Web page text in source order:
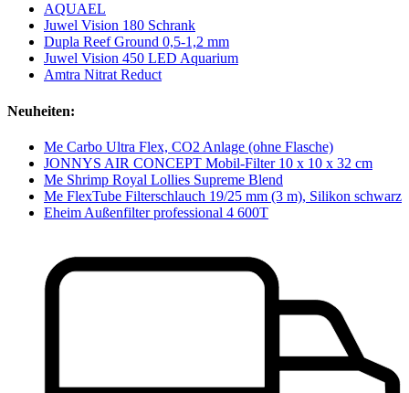
AQUAEL
Juwel Vision 180 Schrank
Dupla Reef Ground 0,5-1,2 mm
Juwel Vision 450 LED Aquarium
Amtra Nitrat Reduct
Neuheiten:
Me Carbo Ultra Flex, CO2 Anlage (ohne Flasche)
JONNYS AIR CONCEPT Mobil-Filter 10 x 10 x 32 cm
Me Shrimp Royal Lollies Supreme Blend
Me FlexTube Filterschlauch 19/25 mm (3 m), Silikon schwarz
Eheim Außenfilter professional 4 600T